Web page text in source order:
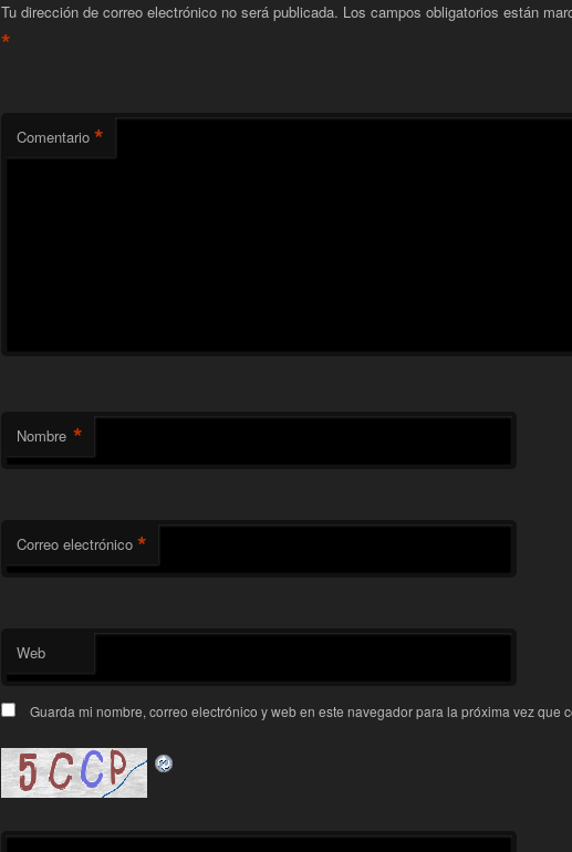
Tu dirección de correo electrónico no será publicada. Los campos obligatorios están
*
Comentario *
Nombre *
Correo electrónico *
Web
Guarda mi nombre, correo electrónico y web en este navegador para la próxima vez que